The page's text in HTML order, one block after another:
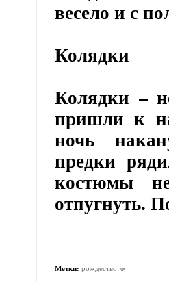
весело и с
Колядки
Колядки –
пришли к
ночь
предки
костюмы
отпугнуть.
Метки: рождество